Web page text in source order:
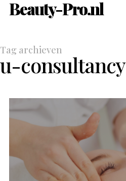
Beauty-Pro.nl
Tag archieven
u-consultancy